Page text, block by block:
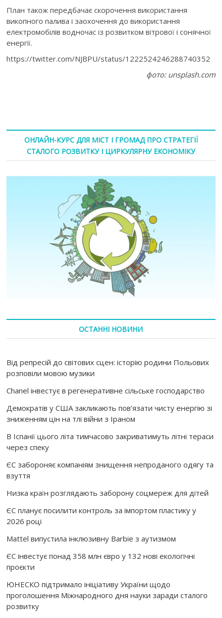
План також передбачає скорочення використання
викопного палива і заохочення до використання
електромобілів водночас із розвитком вітрової і сонячної
енергії.
https://twitter.com/NJBPU/status/1222524246288740352
фото: unsplash.com
ОНЛАЙН-КУРС ДЛЯ МІСТ І ГРОМАД ПРО СТРАТЕГІЇ
СТАЛОГО РОЗВИТКУ І ЦИРКУЛЯРНУ ЕКОНОМІКУ
ОСТАННІ НОВИНИ
Від репресій до світових сцен: історію родини Польових
розповіли мовою музики
Chanel інвестує в регенеративне сільське господарство
Демократів у США закликають пов’язати чисту енергію зі
зниженням цін на тлі війни з Іраном
В Іспанії цього літа тимчасово закриватимуть літні тераси
через спеку
ЄС забороняє компаніям знищення непроданого одягу та
взуття
Низка країн розглядають заборону соцмереж для дітей
ЄС планує посилити контроль за імпортом пластику у
2026 році
Mattel випустила інклюзивну Barbie з аутизмом
ЄС інвестує понад 358 млн євро у 132 нові екологічні
проєкти
ЮНЕСКО підтримало ініціативу України щодо
проголошення Міжнародного дня науки заради сталого
розвитку